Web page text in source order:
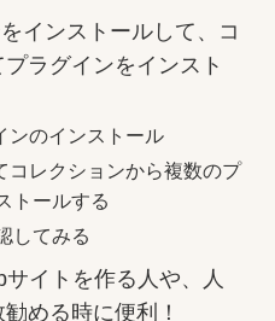
インストールして、コ
ラグインをインスト
ンのインストール
コレクションから複数のプ
トールする
してみる
イトを作る人や、人
める時に便利！